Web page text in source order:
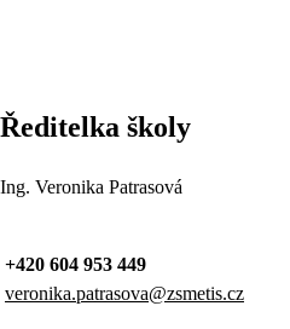
Ředitelka školy
Ing. Veronika Patrasová
+420 604 953 449
veronika.patrasova@zsmetis.cz